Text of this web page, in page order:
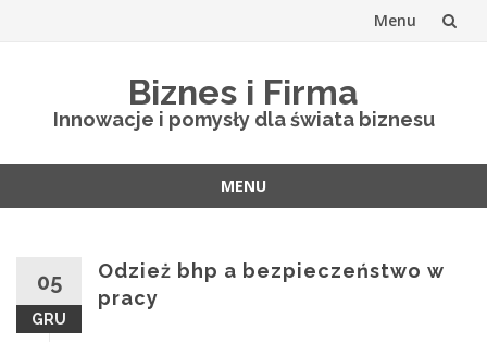
Menu
Biznes i Firma
Innowacje i pomysły dla świata biznesu
MENU
05
GRU
Odzież bhp a bezpieczeństwo w
pracy